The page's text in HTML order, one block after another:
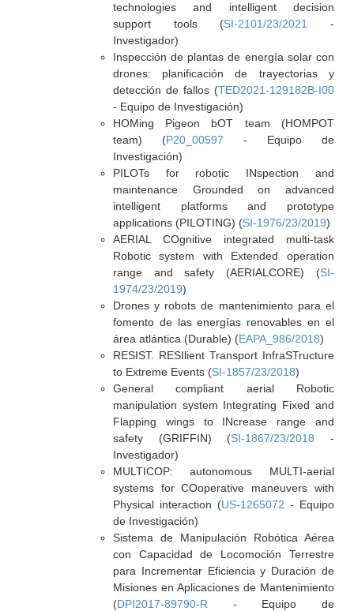
technologies and intelligent decision
support tools (SI-2101/23/2021
-
Investigador)
Inspección de plantas de energía solar con
drones: planificación de trayectorias y
detección de fallos (TED2021-129182B-I00
- Equipo de Investigación)
HOMing Pigeon bOT team (HOMPOT
team) (P20_00597 - Equipo de
Investigación)
PILOTs for robotic INspection and
maintenance Grounded on advanced
intelligent platforms and prototype
applications (PILOTING) (SI-1976/23/2019)
AERIAL COgnitive integrated multi-task
Robotic system with Extended operation
range and safety (AERIALCORE) (SI-
1974/23/2019)
Drones y robots de mantenimiento para el
fomento de las energías renovables en el
área atlántica (Durable) (EAPA_986/2018)
RESIST. RESIlient Transport InfraSTructure
to Extreme Events (SI-1857/23/2018)
General compliant aerial Robotic
manipulation system Integrating Fixed and
Flapping wings to INcrease range and
safety (GRIFFIN) (SI-1867/23/2018 -
Investigador)
MULTICOP: autonomous MULTI-aerial
systems for COoperative maneuvers with
Physical interaction (US-1265072 - Equipo
de Investigación)
Sistema de Manipulación Robótica Aérea
con Capacidad de Locomoción Terrestre
para Incrementar Eficiencia y Duración de
Misiones en Aplicaciones de Mantenimiento
(DPI2017-89790-R - Equipo de